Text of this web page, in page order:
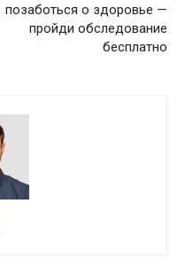
позаботься о здоровье —
пройди обследование
бесплатно